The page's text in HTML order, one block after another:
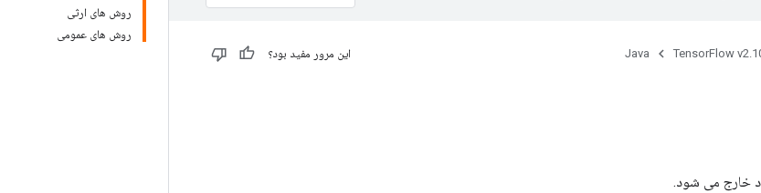
روش های ارثی
روش های عمومی
TensorFlow
Java این مرور مفید بود؟
خارج می شود.